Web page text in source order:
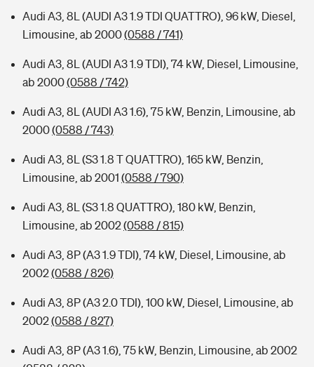
Audi A3, 8L (AUDI A3 1.9 TDI QUATTRO), 96 kW, Diesel,
Limousine, ab 2000(0588 / 741)
Audi A3, 8L (AUDI A3 1.9 TDI), 74 kW, Diesel, Limousine,
ab 2000(0588 / 742)
Audi A3, 8L (AUDI A3 1.6), 75 kW, Benzin, Limousine, ab
2000(0588 / 743)
Audi A3, 8L (S3 1.8 T QUATTRO), 165 kW, Benzin,
Limousine, ab 2001 (0588 / 790)
Audi A3, 8L (S3 1.8 QUATTRO), 180 kW, Benzin,
Limousine, ab 2002(0588 / 815)
Audi A3, 8P (A3 1.9 TDI), 74 kW, Diesel, Limousine, ab
2002(0588 / 826)
Audi A3, 8P (A3 2.0 TDI), 100 kW, Diesel, Limousine, ab
2002(0588 / 827)
Audi A3, 8P (A3 1.6), 75 kW, Benzin, Limousine, ab 2002